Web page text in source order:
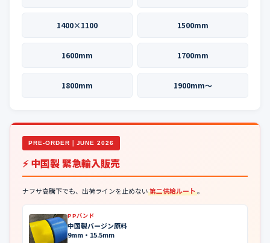
1400×1100 1500mm
1600mm 1700mm
1800mm 1900mm〜
PRE-ORDER｜JUNE 2026
⚡ 中国製 緊急輸入販売
ナフサ高騰下でも、出荷ラインを止めない第二供給ルート。
PPバンド
中国製バージン原料
9mm・15.5mm